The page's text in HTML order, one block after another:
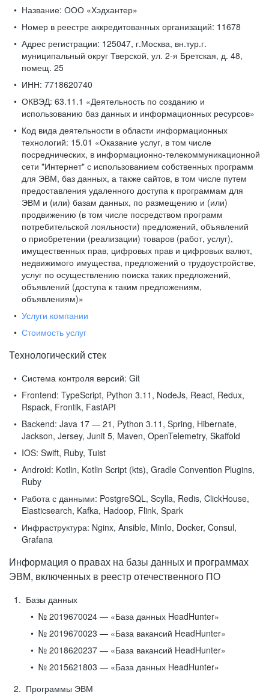
Название: ООО «Хэдхантер»
Номер в реестре аккредитованных организаций: 11678
Адрес регистрации: 125047, г.Москва, вн.тур.г.
муниципальный округ Тверской, ул. 2-я Бретская, д. 48,
помещ. 25
ИНН: 7718620740
ОКВЭД: 63.11.1 «Деятельность по созданию и
использованию баз данных и информационных ресурсов»
Код вида деятельности в области информационных
технологий: 15.01 «Оказание услуг, в том числе
посреднических, в информационно-телекоммуникационной
сети "Интернет" с использованием собственных программ
для ЭВМ, баз данных, а также сайтов, в том числе путем
предоставления удаленного доступа к программам для
ЭВМ и (или) базам данных, по размещению и (или)
продвижению (в том числе посредством программ
потребительской лояльности) предложений, объявлений
о приобретении (реализации) товаров (работ, услуг),
имущественных прав, цифровых прав и цифровых валют,
недвижимого имущества, предложений о трудоустройстве,
услуг по осуществлению поиска таких предложений,
объявлений (доступа к таким предложениям,
объявлениям)»
Услуги компании
Стоимость услуг
Технологический стек
Система контроля версий: Git
Frontend: TypeScript, Python 3.11, NodeJs, React, Redux,
Rspack, Frontik, FastAPI
Backend: Java 17 — 21, Python 3.11, Spring, Hibernate,
Jackson, Jersey, Junit 5, Maven, OpenTelemetry, Skaffold
IOS: Swift, Ruby, Tuist
Android: Kotlin, Kotlin Script (kts), Gradle Convention Plugins,
Ruby
Работа с данными: PostgreSQL, Scylla, Redis, ClickHouse,
Elasticsearch, Kafka, Hadoop, Flink, Spark
Инфраструктура: Nginx, Ansible, MinIo, Docker, Consul,
Grafana
Информация о правах на базы данных и программах
ЭВМ, включенных в реестр отечественного ПО
Базы данных
№ 2019670024 — «База данных HeadHunter»
№ 2019670023 — «База вакансий HeadHunter»
№ 2018620237 — «База вакансий HeadHunter»
№ 2015621803 — «База данных HeadHunter»
Программы ЭВМ